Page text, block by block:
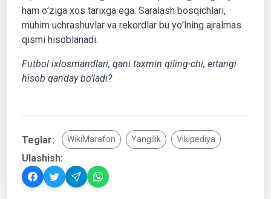
ham oʻziga xos tarixga ega. Saralash bosqichlari,
muhim uchrashuvlar va rekordlar bu yoʻlning ajralmas
qismi hisoblanadi.
Futbol ixlosmandlari, qani taxmin qiling-chi, ertangi
hisob qanday bo’ladi?
Teglar: WikiMarafon Yangilik Vikipediya
Ulashish: